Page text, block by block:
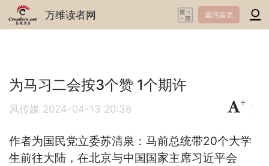
万维读者网 返回首页
为马习二会按3个赞 1个期许
风传媒 2024-04-13 20:38
+
作者为国民党立委苏清泉：马前总统带20个大学
生前往大陆，在北京与中国国家主席习近平会